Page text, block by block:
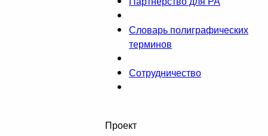
Словарь полиграфических
терминов
Сотрудничество
Проект